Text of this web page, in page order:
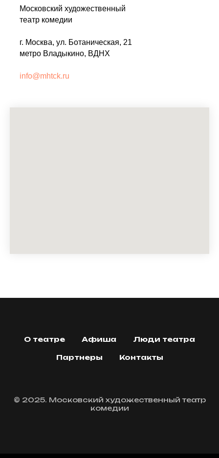
Московский художественный
театр комедии
г. Москва, ул. Ботаническая, 21
метро Владыкино, ВДНХ
info@mhtck.ru
О театре Афиша Люди театра
Партнеры Контакты
© 2025. Московский художественный театр
комедии